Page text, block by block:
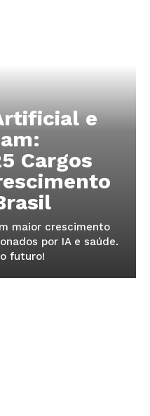
e
Cargos
maior crescimento
por IA e saúde.
futuro!